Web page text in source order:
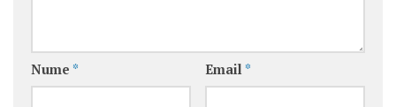
Nume * Email *